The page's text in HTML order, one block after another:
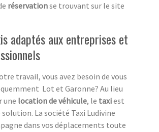
réservationse trouvant sur le site
adaptés aux entreprises et
travail, vous avez besoin de vous
Lot et Garonne? Au lieu
une location de véhicule, le taxiest
La société Taxi Ludivine
dans vos déplacements toute